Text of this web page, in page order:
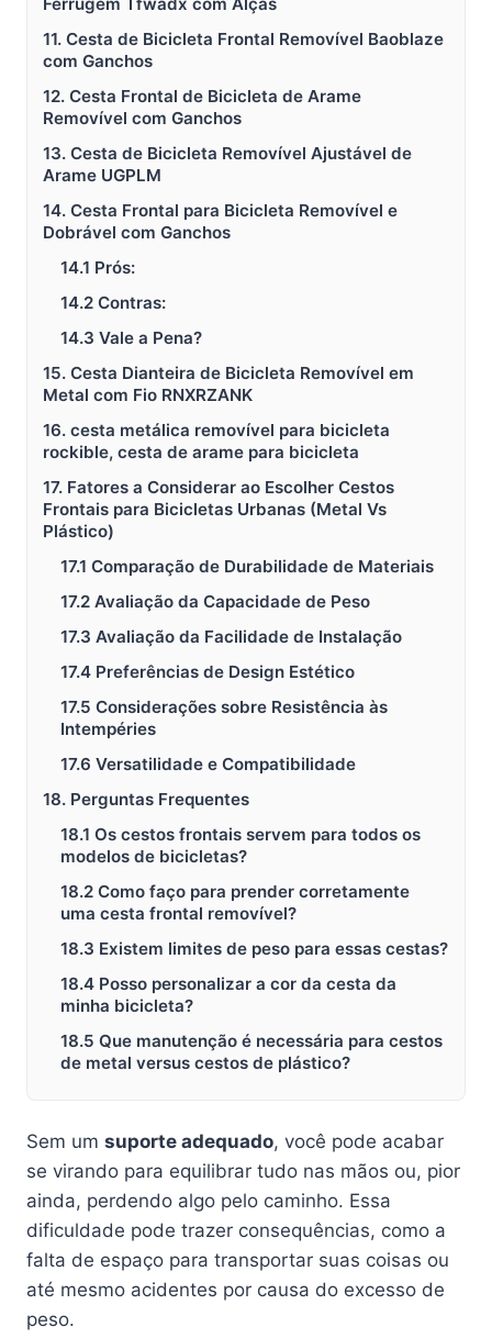
Ferrugem Tfwadx com Alças
11. Cesta de Bicicleta Frontal Removível Baoblaze
com Ganchos
12. Cesta Frontal de Bicicleta de Arame
Removível com Ganchos
13. Cesta de Bicicleta Removível Ajustável de
Arame UGPLM
14. Cesta Frontal para Bicicleta Removível e
Dobrável com Ganchos
14.1 Prós:
14.2 Contras:
14.3 Vale a Pena?
15. Cesta Dianteira de Bicicleta Removível em
Metal com Fio RNXRZANK
16. cesta metálica removível para bicicleta
rockible, cesta de arame para bicicleta
17. Fatores a Considerar ao Escolher Cestos
Frontais para Bicicletas Urbanas (Metal Vs
Plástico)
17.1 Comparação de Durabilidade de Materiais
17.2 Avaliação da Capacidade de Peso
17.3 Avaliação da Facilidade de Instalação
17.4 Preferências de Design Estético
17.5 Considerações sobre Resistência às
Intempéries
17.6 Versatilidade e Compatibilidade
18. Perguntas Frequentes
18.1 Os cestos frontais servem para todos os
modelos de bicicletas?
18.2 Como faço para prender corretamente
uma cesta frontal removível?
18.3 Existem limites de peso para essas cestas?
18.4 Posso personalizar a cor da cesta da
minha bicicleta?
18.5 Que manutenção é necessária para cestos
de metal versus cestos de plástico?
Sem um suporte adequado, você pode acabar
se virando para equilibrar tudo nas mãos ou, pior
ainda, perdendo algo pelo caminho. Essa
dificuldade pode trazer consequências, como a
falta de espaço para transportar suas coisas ou
até mesmo acidentes por causa do excesso de
peso.